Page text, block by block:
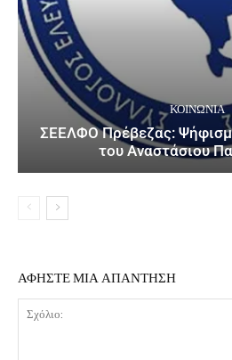
ΚΟΙΝΩΝΙΑ
ΣΕΕΛΦΟ Πρέβεζας:
του Αναστάσιου
ΑΦΗΣΤΕ ΜΙΑ ΑΠΑΝΤΗΣΗ